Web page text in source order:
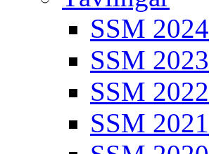
SSM 2024
SSM 2023
SSM 2022
SSM 2021